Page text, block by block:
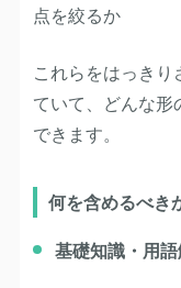
点を絞るか
これらをはっき
ていて、どんな
できます。
何を含めるべき
基礎知識・用